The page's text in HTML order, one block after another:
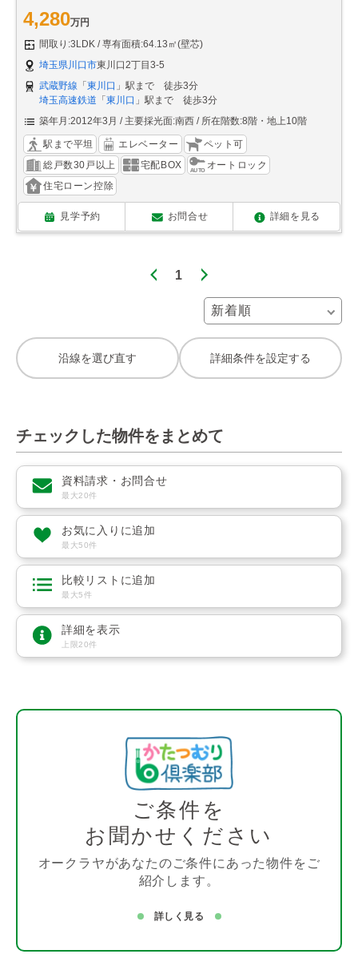
4,280万円
間取り:3LDK
専有面積:64.13㎡(壁芯)
埼玉県川口市東川口2丁目3-5
武蔵野線 「 東川口 」駅まで 徒歩3分
埼玉高速鉄道 「 東川口 」駅まで 徒歩3分
築年月:2012年3月
主要採光面:南西 所在階数:8階・地上10階
駅まで平坦 エレベーター
ペット可
総戸数30戸以上
宅配BOX
オートロック
住宅ローン控除
見学予約 お問合せ 詳細を見る
1
沿線を選び直す 詳細条件を設定する
チェックした物件をまとめて
資料請求・お問合せ
最大20件
お気に入りに追加
最大50件
比較リストに追加
最大5件
詳細を表示
上限20件
ご条件を
お聞かせください
オークラヤがあなたのご条件にあった物件をご
紹介します。
詳しく見る